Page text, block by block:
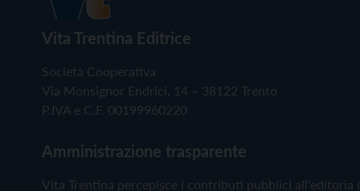
Vita Trentina Editrice
Società Cooperativa
Via Monsignor Endrici, 14 – 38122 Trento
P.IVA e C.F. 00199960220
Amministrazione trasparente
Vita Trentina percepisce i contributi pubblici all'editoria